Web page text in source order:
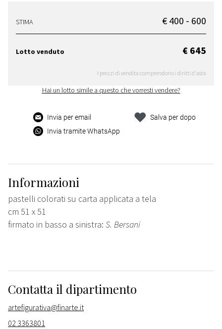
STIMA € 400 - 600
Lotto venduto € 645
I prezzi di vendita comprendono i diritti d'asta
Hai un lotto simile a questo che vorresti vendere?
Invia per email
Invia tramite WhatsApp
Salva per dopo
Informazioni
pastelli colorati su carta applicata a tela
cm 51 x 51
firmato in basso a sinistra: S. Bersani
Contatta il dipartimento
artefigurativa@finarte.it
02 3363801